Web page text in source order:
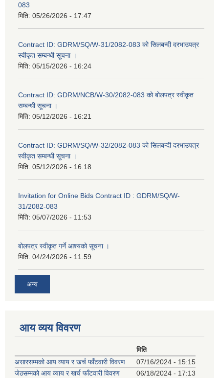
083
मिति: 05/26/2026 - 17:47
Contract ID: GDRM/SQ/W-31/2082-083 को सिलबन्दी दरभाउपत्र
स्वीकृत सम्बन्धी सूचना ।
मिति: 05/15/2026 - 16:24
Contract ID: GDRM/NCB/W-30/2082-083 को बोलपत्र स्वीकृत
सम्बन्धी सूचना ।
मिति: 05/12/2026 - 16:21
Contract ID: GDRM/SQ/W-32/2082-083 को सिलबन्दी दरभाउपत्र
स्वीकृत सम्बन्धी सूचना ।
मिति: 05/12/2026 - 16:18
Invitation for Online Bids Contract ID : GDRM/SQ/W-
31/2082-083
मिति: 05/07/2026 - 11:53
बोलपत्र स्वीकृत गर्ने आश्यको सूचना ।
मिति: 04/24/2026 - 11:59
अन्य
आय व्यय विवरण
मिति
असारसम्मको आय व्याय र खर्च फाँटवारी विवरण
07/16/2024 - 15:15
जेठसम्मको आय व्याय र खर्च फाँटवारी विवरण
06/18/2024 - 17:13